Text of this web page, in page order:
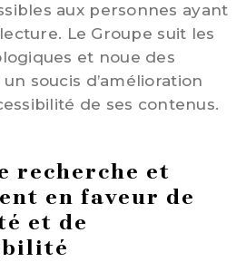
aux personnes ayant
Le Groupe suit les
et noue des
soucis d’amélioration
de ses contenus.
recherche et
en faveur de
et de